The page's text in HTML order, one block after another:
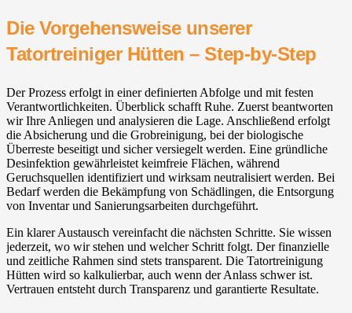
Die Vorgehensweise unserer
Tatortreiniger Hütten – Step-by-Step
Der Prozess erfolgt in einer definierten Abfolge und mit festen
Verantwortlichkeiten. Überblick schafft Ruhe. Zuerst beantworten
wir Ihre Anliegen und analysieren die Lage. Anschließend erfolgt
die Absicherung und die Grobreinigung, bei der biologische
Überreste beseitigt und sicher versiegelt werden. Eine gründliche
Desinfektion gewährleistet keimfreie Flächen, während
Geruchsquellen identifiziert und wirksam neutralisiert werden. Bei
Bedarf werden die Bekämpfung von Schädlingen, die Entsorgung
von Inventar und Sanierungsarbeiten durchgeführt.
Ein klarer Austausch vereinfacht die nächsten Schritte. Sie wissen
jederzeit, wo wir stehen und welcher Schritt folgt. Der finanzielle
und zeitliche Rahmen sind stets transparent. Die Tatortreinigung
Hütten wird so kalkulierbar, auch wenn der Anlass schwer ist.
Vertrauen entsteht durch Transparenz und garantierte Resultate.